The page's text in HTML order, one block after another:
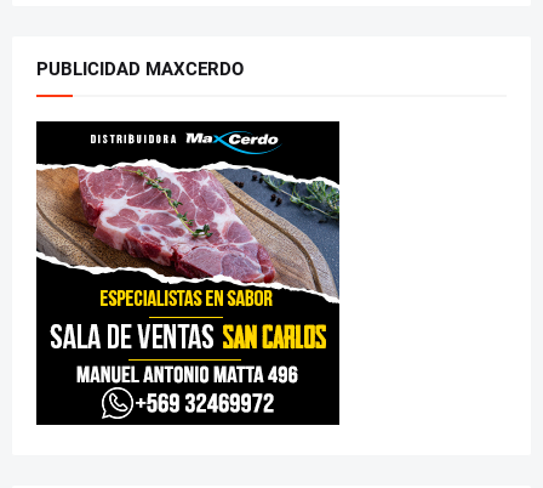
PUBLICIDAD MAXCERDO